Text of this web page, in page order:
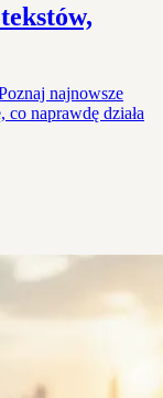
najnowsze
naprawdę działa